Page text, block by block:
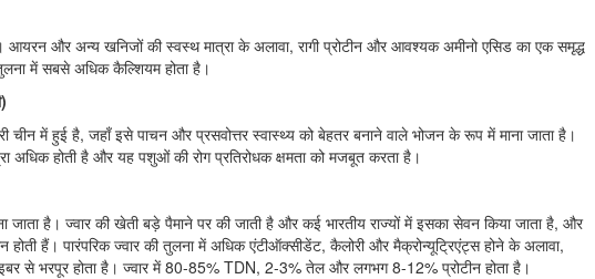
आयरन और अन्य खनिजों की स्वस्थ मात्रा के अलावा, रागी प्रोटीन और आवश्यक अमीनो एसिड का एक समृद्ध
में सबसे अधिक कैल्शियम होता है।
चीन में हुई है, जहाँ इसे पाचन और प्रसवोत्तर स्वास्थ्य को बेहतर बनाने वाले भोजन के रूप में माना जाता है।
अधिक होती है और यह पशुओं की रोग प्रतिरोधक क्षमता को मजबूत करता है।
है। ज्वार की खेती बड़े पैमाने पर की जाती है और कई भारतीय राज्यों में इसका सेवन किया जाता है, और
होती हैं। पारंपरिक ज्वार की तुलना में अधिक एंटीऑक्सीडेंट, कैलोरी और मैक्रोन्यूट्रिएंट्स होने के अलावा,
से भरपूर होता है। ज्वार में 80-85% TDN, 2-3% तेल और लगभग 8-12% प्रोटीन होता है।